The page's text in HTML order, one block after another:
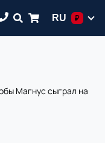
RU ₽
Магнус сыграл на